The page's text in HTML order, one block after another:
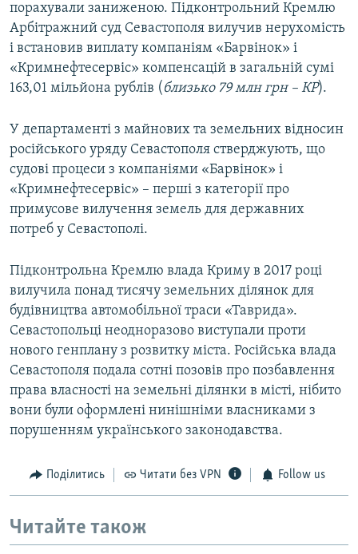
порахували заниженою. Підконтрольний Кремлю
Арбітражний суд Севастополя вилучив нерухомість
і встановив виплату компаніям «Барвінок» і
«Кримнефтесервіс» компенсацій в загальній сумі
163,01 мільйона рублів ( близько 79 млн грн – КР).
У департаменті з майнових та земельних відносин
російського уряду Севастополя стверджують, що
судові процеси з компаніями «Барвінок» і
«Кримнефтесервіс» – перші з категорії про
примусове вилучення земель для державних
потреб у Севастополі.
Підконтрольна Кремлю влада Криму в 2017 році
вилучила понад тисячу земельних ділянок для
будівництва автомобільної траси «Таврида».
Севастопольці неодноразово виступали проти
нового генплану з розвитку міста. Російська влада
Севастополя подала сотні позовів про позбавлення
права власності на земельні ділянки в місті, нібито
вони були оформлені нинішніми власниками з
порушенням українського законодавства.
Поділитись Читати без VPN Follow us
Читайте також